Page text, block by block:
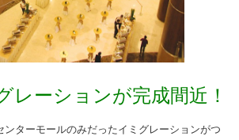
レーションが完成間近！
ターモールのみだったイミグレーションがつ